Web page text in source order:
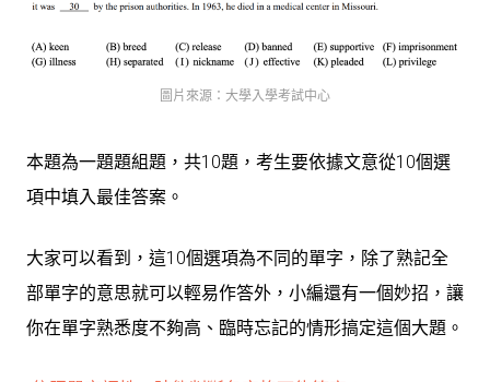
圖片來源：大學入學考試中心
本題為一題題組題，共10題，考生要依據文意從10個選
項中填入最佳答案。
大家可以看到，這10個選項為不同的單字，除了熟記全
部單字的意思就可以輕易作答外，小編還有一個妙招，讓
你在單字熟悉度不夠高、臨時忘記的情形搞定這個大題。